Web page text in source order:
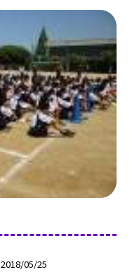
2018/05/25